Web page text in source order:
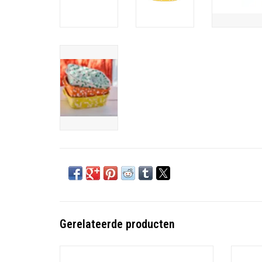
Gerelateerde producten